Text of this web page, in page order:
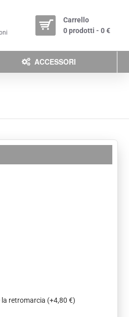
Carrello
0 prodotti - 0 €
ACCESSORI
la retromarcia (+4,80 €)